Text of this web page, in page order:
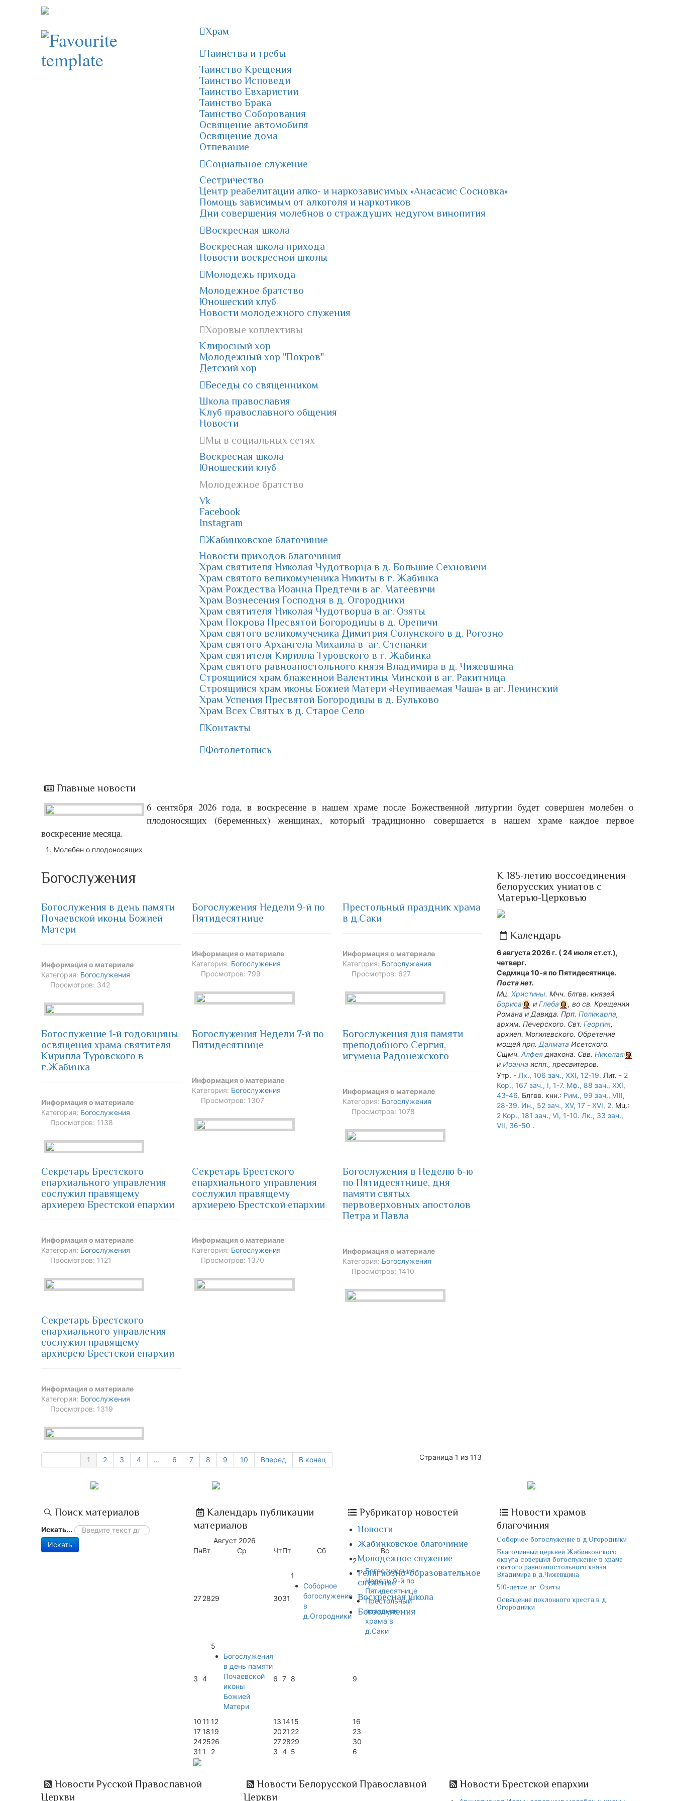
Храм
Таинства и требы
Таинство Крещения
Таинство Исповеди
Таинство Евхаристии
Таинство Брака
Таинство Cоборования
Освящение автомобиля
Освящение дома
Отпевание
Социальное служение
Сестричество
Центр реабелитации алко- и наркозависимых «Анасасис Сосновка»
Помощь зависимым от алкоголя и наркотиков
Дни совершения молебнов о страждущих недугом винопития
Воскресная школа
Воскресная школа прихода
Новости воскресной школы
Молодежь прихода
Молодежное братство
Юношеский клуб
Новости молодежного служения
Хоровые коллективы
Клиросный хор
Молодежный хор "Покров"
Детский хор
Беседы со священником
Школа православия
Клуб православного общения
Новости
Мы в социальных сетях
Воскресная школа
Юношеский клуб
Молодежное братство
Vk
Facebook
Instagram
Жабинковское благочиние
Новости приходов благочиния
Храм святителя Николая Чудотворца в д. Большие Сехновичи
Храм святого великомученика Никиты в г. Жабинка
Храм Рождества Иоанна Предтечи в аг. Матеевичи
Храм Вознесения Господня в д. Огородники
Храм святителя Николая Чудотворца в аг. Озяты
Храм Покрова Пресвятой Богородицы в д. Орепичи
Храм святого великомученика Димитрия Солунского в д. Рогозно
Храм святого Архангела Михаила в аг. Степанки
Храм святителя Кирилла Туровского в г. Жабинка
Храм святого равноапостольного князя Владимира в д. Чижевщина
Строящийся храм блаженной Валентины Минской в аг. Ракитница
Строящийся храм иконы Божией Матери «Неупиваемая Чаша» в аг. Ленинский
Храм Успения Пресвятой Богородицы в д. Бульково
Храм Всех Святых в д. Старое Село
Контакты
Фотолетопись
Главные новости
6 сентября 2026 года, в воскресение в нашем храме после Божественной литургии будет совершен молебен о
плодоносящих (беременных) женщинах, который традиционно совершается в нашем храме каждое первое
воскресение месяца.
Молебен о плодоносящих
Богослужения
Богослужения в день памяти
Почаевской иконы Божией
Матери
Информация о материале
Категория: Богослужения
Просмотров: 342
Богослужения Недели 9-й по
Пятидесятнице
Информация о материале
Категория: Богослужения
Просмотров: 799
Престольный праздник храма
в д.Саки
Информация о материале
Категория: Богослужения
Просмотров: 627
Богослужение 1-й годовщины
освящения храма святителя
Кирилла Туровского в
г.Жабинка
Информация о материале
Категория: Богослужения
Просмотров: 1138
Богослужения Недели 7-й по
Пятидесятнице
Информация о материале
Категория: Богослужения
Просмотров: 1307
Богослужения дня памяти
преподобного Сергия,
игумена Радонежского
Информация о материале
Категория: Богослужения
Просмотров: 1078
Секретарь Брестского
епархиального управления
сослужил правящему
архиерею Брестской епархии
Информация о материале
Категория: Богослужения
Просмотров: 1121
Секретарь Брестского
епархиального управления
сослужил правящему
архиерею Брестской епархии
Информация о материале
Категория: Богослужения
Просмотров: 1370
Богослужения в Неделю 6-ю
по Пятидесятнице, дня
памяти святых
первоверховных апостолов
Петра и Павла
Информация о материале
Категория: Богослужения
Просмотров: 1410
Секретарь Брестского
епархиального управления
сослужил правящему
архиерею Брестской епархии
Информация о материале
Категория: Богослужения
Просмотров: 1319
Страница 1 из 113
1 2 3 4 ... 6 7 8 9 10 Вперед В конец
К 185-летию воссоединения
белорусских униатов с
Матерью-Церковью
Календарь
6 августа 2026 г. ( 24 июля ст.ст.),
четверг.
Седмица 10-я по Пятидесятнице.
Поста нет.
Мц.Христины. Мчч. блгвв. князей
Бориса
иГлеба
, во св. Крещении
Романа и Давида. Прп.Поликарпа,
архим. Печерского. Свт.Георгия,
архиеп. Могилевского. Обретение
мощей прп.Далмата Исетского.
Сщмч.Алфея диакона. Свв.Николая
иИоанна испп., пресвитеров.
Утр. - Лк., 106 зач., XXI, 12-19. Лит. - 2
Кор., 167 зач., I, 1-7. Мф., 88 зач., XXI,
43-46. Блгвв. кнн.: Рим., 99 зач., VIII,
28-39. Ин., 52 зач., XV, 17 - XVI, 2. Мц.:
2 Кор., 181 зач., VI, 1-10. Лк., 33 зач.,
VII, 36-50 .
Поиск материалов
Искать...
Искать
Календарь публикации
материалов
Август 2026
ПнВт Ср ЧтПт Сб Вс
27 2829 3031
1
Соборное
богослужение
в
д.Огородники
2
Богослужения
Недели 9-й по
Пятидесятнице
Престольный
праздник
храма в
д.Саки
3 4
5
Богослужения
в день памяти
Почаевской
иконы
Божией
Матери
6 7 8 9
10 11 12 13 1415
16
17 1819 2021 22
23
242526 27 2829
30
31 1 2 3 4 5 6
Рубрикатор новостей
Новости
Жабинковское благочиние
Молодежное служение
Религиозно-образовательное
служение
Воскресная школа
Богослужения
Новости храмов
благочиния
Соборное богослужение в д.Огородники
Благочинный церквей Жабинковского
округа совершил богослужение в храме
святого равноапостольного князя
Владимира в д.Чижевщина
510-летие аг. Озяты
Освящение поклонного креста в д.
Огородники
Новости Русской Православной
Церкви
Новости Белорусской Православной
Церкви
Новости Брестской епархии